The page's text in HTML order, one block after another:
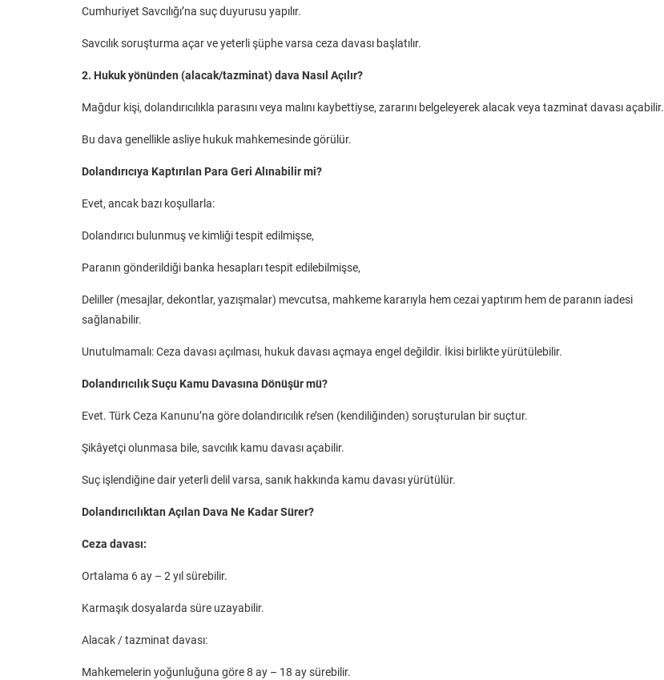
Cumhuriyet Savcılığı’na suç duyurusu yapılır.
Savcılık soruşturma açar ve yeterli şüphe varsa ceza davası başlatılır.
2. Hukuk yönünden (alacak/tazminat) dava Nasıl Açılır?
Mağdur kişi, dolandırıcılıkla parasını veya malını kaybettiyse, zararını belgeleyerek alacak veya tazminat davası açabilir.
Bu dava genellikle asliye hukuk mahkemesinde görülür.
Dolandırıcıya Kaptırılan Para Geri Alınabilir mi?
Evet, ancak bazı koşullarla:
Dolandırıcı bulunmuş ve kimliği tespit edilmişse,
Paranın gönderildiği banka hesapları tespit edilebilmişse,
Deliller (mesajlar, dekontlar, yazışmalar) mevcutsa, mahkeme kararıyla hem cezai yaptırım hem de paranın iadesi
sağlanabilir.
Unutulmamalı: Ceza davası açılması, hukuk davası açmaya engel değildir. İkisi birlikte yürütülebilir.
Dolandırıcılık Suçu Kamu Davasına Dönüşür mü?
Evet. Türk Ceza Kanunu’na göre dolandırıcılık re’sen (kendiliğinden) soruşturulan bir suçtur.
Şikâyetçi olunmasa bile, savcılık kamu davası açabilir.
Suç işlendiğine dair yeterli delil varsa, sanık hakkında kamu davası yürütülür.
Dolandırıcılıktan Açılan Dava Ne Kadar Sürer?
Ceza davası:
Ortalama 6 ay – 2 yıl sürebilir.
Karmaşık dosyalarda süre uzayabilir.
Alacak / tazminat davası:
Mahkemelerin yoğunluğuna göre 8 ay – 18 ay sürebilir.